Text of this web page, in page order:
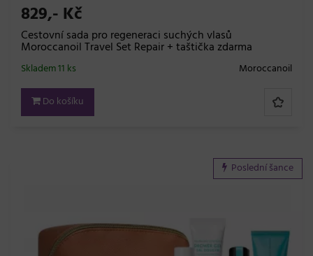
829,- Kč
Cestovní sada pro regeneraci suchých vlasů
Moroccanoil Travel Set Repair + taštička zdarma
Moroccanoil
Skladem 11 ks
Do košíku
Poslední šance